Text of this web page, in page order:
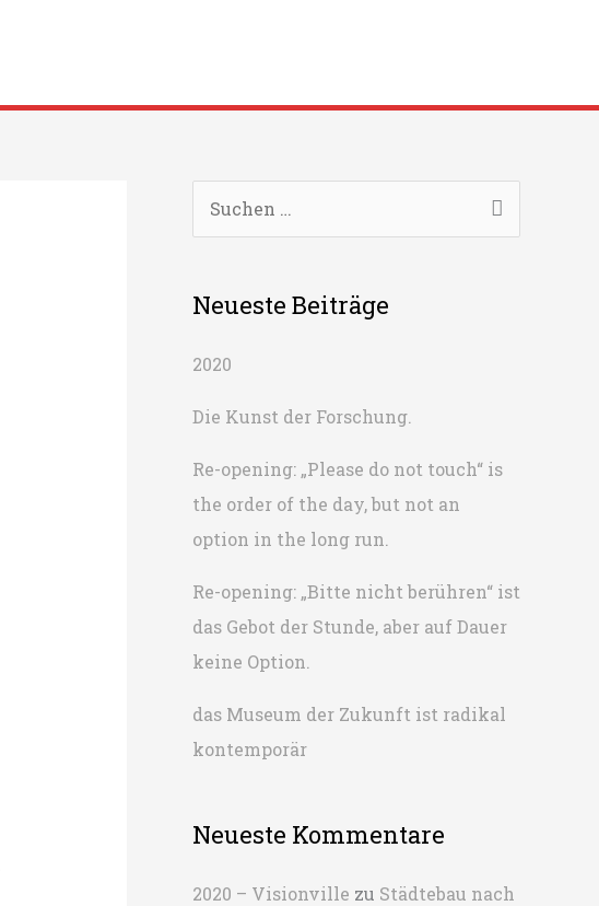
u
h
n
n
c
h
:
Neueste Beiträge
2020
Die Kunst der Forschung.
Re-opening: „Please do not touch“ is
the order of the day, but not an
option in the long run.
Re-opening: „Bitte nicht berühren“ ist
das Gebot der Stunde, aber auf Dauer
keine Option.
das Museum der Zukunft ist radikal
kontemporär
Neueste Kommentare
2020 – Visionville zu Städtebau nach